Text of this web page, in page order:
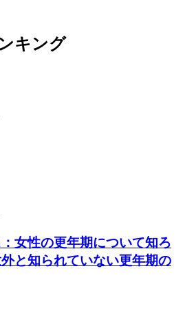
キング
女性の更年期について知ろ
と知られていない更年期の